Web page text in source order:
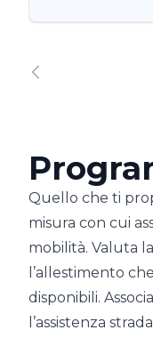
Quello che ti
misura con cui
mobilità. Valuta
l’allestimento
disponibili.
l’assistenza